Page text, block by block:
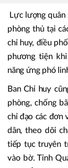
Lực lượng
phòng thủ tại
chỉ huy, điều
phương tiện
năng ứng phó
Ban Chỉ huy
phòng, chống
chỉ đạo các đơn
dân, theo dõi
tiếp tục truyên
vào bờ. Tỉnh